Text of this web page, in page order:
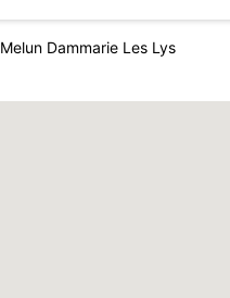
Melun Dammarie Les Lys